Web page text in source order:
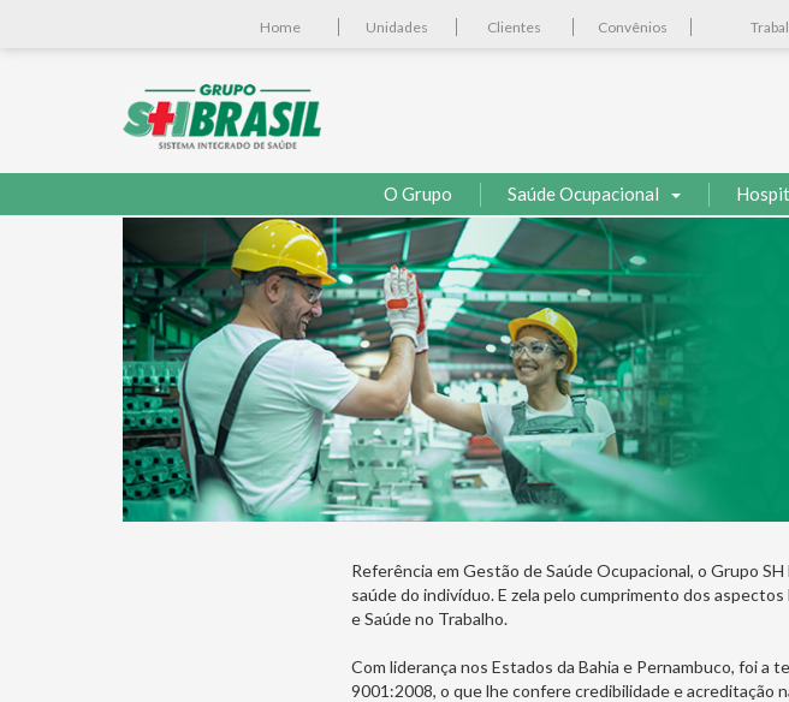
Home Unidades Clientes Convênios
O Grupo Saúde Ocupacional
Referência em Gestão de Saúde Ocupacional, o Grupo
saúde do indivíduo. E zela pelo cumprimento dos
e Saúde no Trabalho.
Com liderança nos Estados da Bahia e Pernambuco, foi
9001:2008, o que lhe confere credibilidade e acreditação